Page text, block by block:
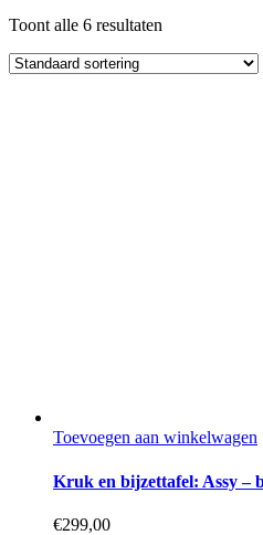
Toont alle 6 resultaten
Toevoegen aan winkelwagen
Kruk en bijzettafel: Assy –
€299,00